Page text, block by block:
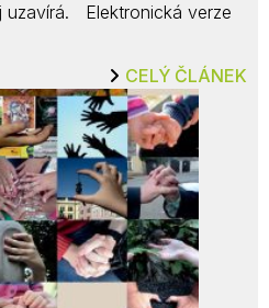
uzavírá. Elektronická verze
CELÝ ČLÁNEK